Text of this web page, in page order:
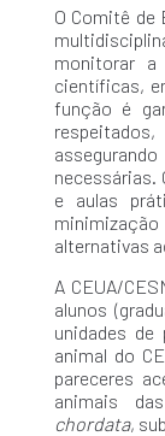
O Comitê de
monitorar a
científicas,
função é
necessárias.
e aulas
alternativas
A CEUA/
alunos
unidades de
animal do
pareceres
animais
chordata,